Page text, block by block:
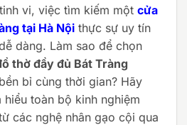
vi, việc tìm kiếm một cửa
tại Hà Nội thực sự uy tín
dàng. Làm sao để chọn
thờ đầy đủ Bát Tràng
bỉ cùng thời gian? Hãy
toàn bộ kinh nghiệm
các nghệ nhân gạo cội qua